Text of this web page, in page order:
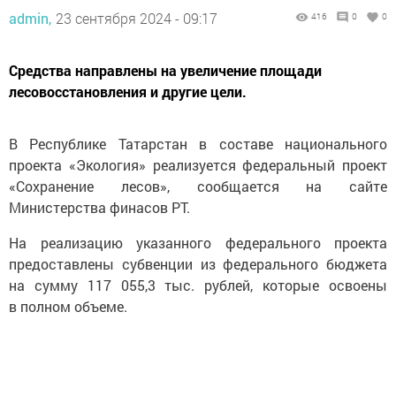
admin, 23 сентября 2024 - 09:17 416 0 0
Средства направлены на увеличение площади
лесовосстановления и другие цели.
В Республике Татарстан в составе национального
проекта «Экология» реализуется федеральный проект
«Сохранение лесов», сообщается на сайте
Министерства финасов РТ.
На реализацию указанного федерального проекта
предоставлены субвенции из федерального бюджета
на сумму 117 055,3 тыс. рублей, которые освоены
в полном объеме.